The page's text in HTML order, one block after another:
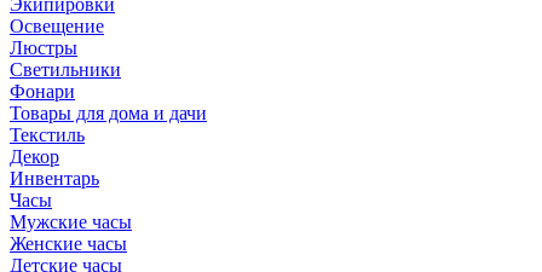
Экипировки
Освещение
Люстры
Светильники
Фонари
Товары для дома и дачи
Текстиль
Декор
Инвентарь
Часы
Мужские часы
Женские часы
Детские часы